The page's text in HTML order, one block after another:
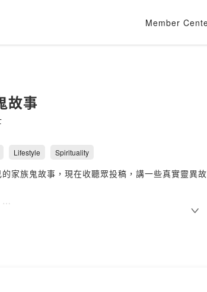
Member
故事
Lifestyle Spirituality
家族鬼故事，現在收聽眾投稿，講一些真實靈異故